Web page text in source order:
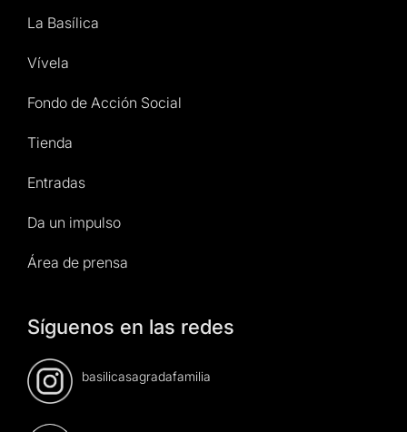
La Basílica
Vívela
Fondo de Acción Social
Tienda
Entradas
Da un impulso
Área de prensa
Síguenos en las redes
basilicasagradafamilia